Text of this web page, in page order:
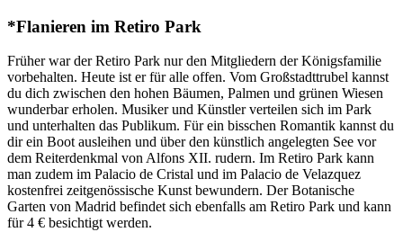
*Flanieren im Retiro Park
Früher war der Retiro Park nur den Mitgliedern der Königsfamilie
vorbehalten. Heute ist er für alle offen. Vom Großstadttrubel kannst
du dich zwischen den hohen Bäumen, Palmen und grünen Wiesen
wunderbar erholen. Musiker und Künstler verteilen sich im Park
und unterhalten das Publikum. Für ein bisschen Romantik kannst du
dir ein Boot ausleihen und über den künstlich angelegten See vor
dem Reiterdenkmal von Alfons XII. rudern. Im Retiro Park kann
man zudem im Palacio de Cristal und im Palacio de Velazquez
kostenfrei zeitgenössische Kunst bewundern. Der Botanische
Garten von Madrid befindet sich ebenfalls am Retiro Park und kann
für 4 € besichtigt werden.